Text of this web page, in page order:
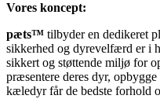
Vores koncept:
pæts™ tilbyder en dedikeret
sikkerhed og dyrevelfærd er i
sikkert og støttende miljø for
præsentere deres dyr,
kæledyr får de bedste forhold